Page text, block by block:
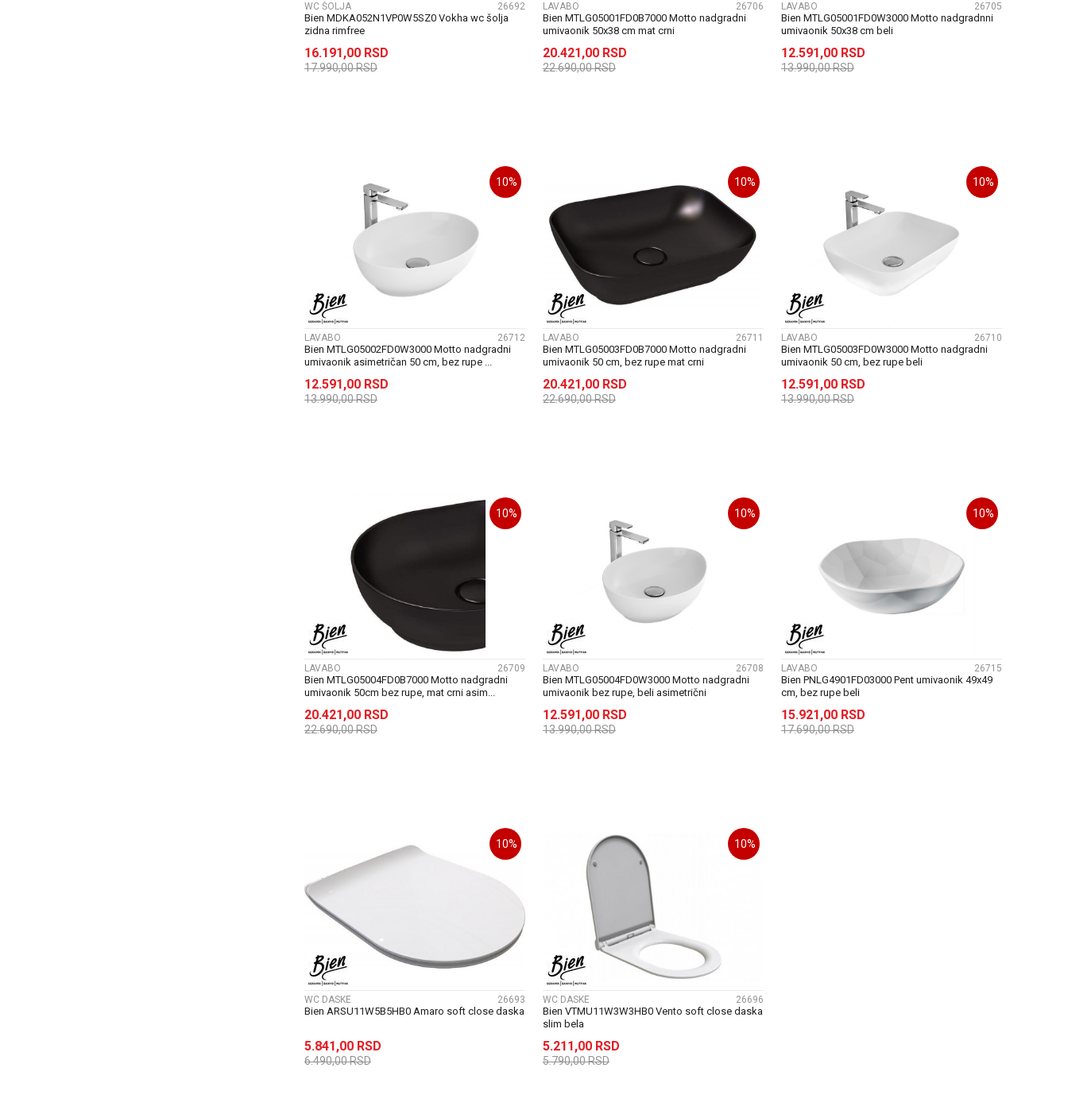
WC ŠOLJA 26692
Bien MDKA052N1VP0W5SZ0 Vokha wc šolja
zidna rimfree
16.191,00 RSD
17.990,00RSD
LAVABO 26706
Bien MTLG05001FD0B7000 Motto nadgradni
umivaonik 50x38 cm mat crni
20.421,00 RSD
22.690,00RSD
LAVABO 26705
Bien MTLG05001FD0W3000 Motto nadgradnni
umivaonik 50x38 cm beli
12.591,00 RSD
13.990,00RSD
10%
LAVABO 26712
Bien MTLG05002FD0W3000 Motto nadgradni
umivaonik asimetričan 50 cm, bez rupe ...
12.591,00 RSD
13.990,00RSD
UPOREDI
10%
LAVABO 26711
Bien MTLG05003FD0B7000 Motto nadgradni
umivaonik 50 cm, bez rupe mat crni
20.421,00 RSD
22.690,00RSD
10%
LAVABO 26710
Bien MTLG05003FD0W3000 Motto nadgradni
umivaonik 50 cm, bez rupe beli
12.591,00 RSD
13.990,00RSD
10%
LAVABO 26709
Bien MTLG05004FD0B7000 Motto nadgradni
umivaonik 50cm bez rupe, mat crni asim...
20.421,00 RSD
22.690,00RSD
10%
LAVABO 26708
Bien MTLG05004FD0W3000 Motto nadgradni
umivaonik bez rupe, beli asimetrični
12.591,00 RSD
13.990,00RSD
10%
LAVABO 26715
Bien PNLG4901FD03000 Pent umivaonik 49x49
cm, bez rupe beli
15.921,00 RSD
17.690,00RSD
10%
WC DASKE 26693
Bien ARSU11W5B5HB0 Amaro soft close daska
5.841,00 RSD
6.490,00RSD
UPOREDI
10%
WC DASKE 26696
Bien VTMU11W3W3HB0 Vento soft close daska
slim bela
5.211,00 RSD
5.790,00RSD